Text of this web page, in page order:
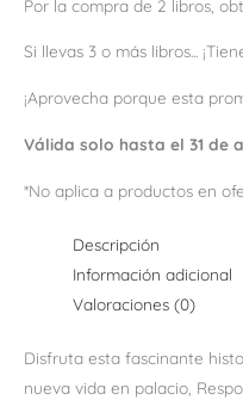
Por la compra de 2 libros,
Si llevas 3 o más libros...
¡Aprovecha porque esta
Válida solo hasta el 31 de
*No aplica a productos en
Descripción
Información adicional
Valoraciones (0)
Disfruta esta fascinante
nueva vida en palacio,